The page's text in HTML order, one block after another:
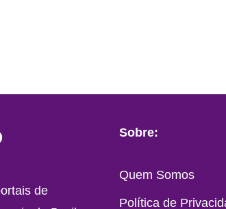
de
Sobre:
Quem Somos
Política de